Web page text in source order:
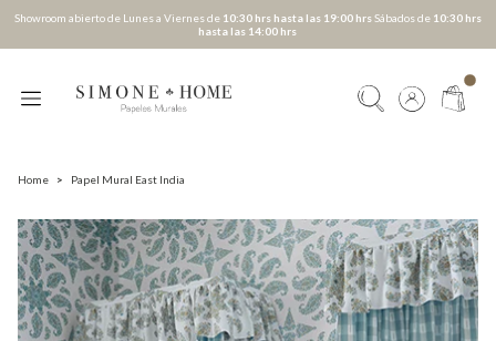
Showroom abierto de Lunes a Viernes de 10:30 hrs hasta las 19:00 hrsSábados de 10:30 hrs
hasta las 14:00 hrs
Home > Papel Mural East India